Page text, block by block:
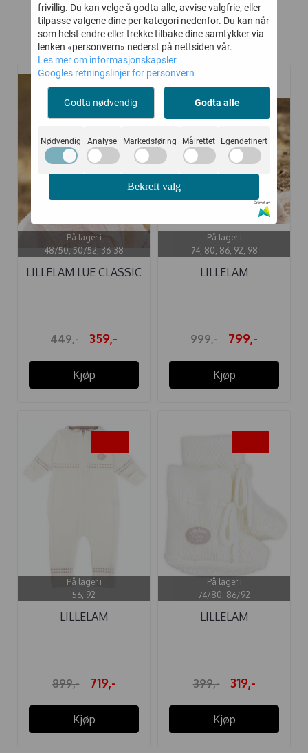
Kunder kjøpte også
-20%
På lager i
48/50, 50/52, 36-38
LILLELAM LUE CLASSIC
449,- 359,-
Kjøp
På lager i
74, 80, 86, 92, 98
LILLELAM
999,- 799,-
Kjøp
På lager i
56, 92
LILLELAM
899,- 719,-
Kjøp
På lager i
74/80, 86/92
LILLELAM
399,- 319,-
Kjøp
frivillig. Du kan velge å godta alle, avvise valgfrie, eller
tilpasse valgene dine per kategori nedenfor. Du kan når
som helst endre eller trekke tilbake dine samtykker via
lenken «personvern» nederst på nettsiden vår.
Les mer om informasjonskapsler
Googles retningslinjer for personvern
Godta nødvendig Godta alle
Nødvendig Analyse Markedsføring Målrettet Egendefinert
Bekreft valg
Drevet av